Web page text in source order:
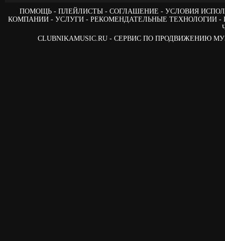
ПОМОЩЬ ПЛЕЙЛИСТЫ СОГЛАШЕНИЕ
УСЛОВИЯ
КОМПАНИИ
УСЛУГИ РЕКОМЕНДАТЕЛЬНЫЕ ТЕХНОЛОГИИ
CLUBNIKAMUSIC.RU - СЕРВИС ПО ПРОДВИЖЕНИЮ